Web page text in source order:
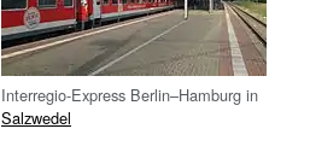
Interregio-Express Berlin–Hamburg in
Salzwedel